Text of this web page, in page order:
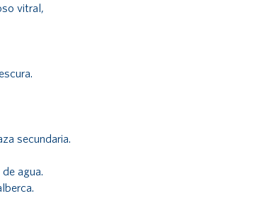
vitral,
secundaria.
agua.